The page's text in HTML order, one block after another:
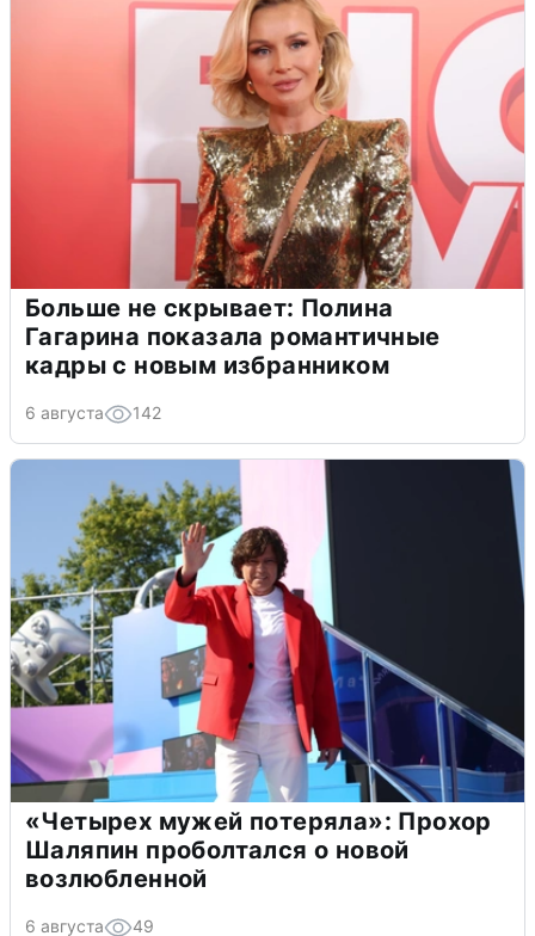
Больше не скрывает: Полина
Гагарина показала романтичные
кадры с новым избранником
6 августа 142
«Четырех мужей потеряла»: Прохор
Шаляпин проболтался о новой
возлюбленной
6 августа 49